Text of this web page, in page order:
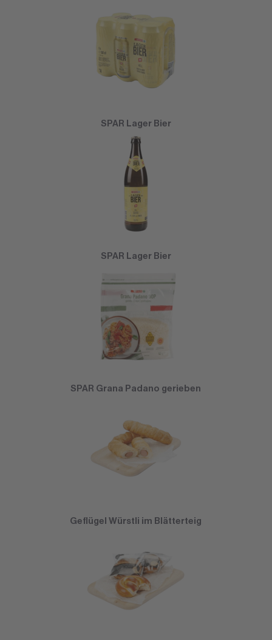
SPAR Lager Bier
SPAR Lager Bier
SPAR Grana Padano gerieben
Geflügel Würstli im Blätterteig